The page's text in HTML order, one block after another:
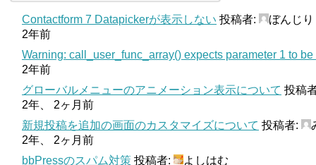
Contactform 7 Datapickerが表示しない 投稿者:
ぼんじり
2年前
Warning: call_user_func_array() expects parameter 1 to
2年前
グローバルメニューのアニメーション表示について 投稿
2年、 2ヶ月前
新規投稿を追加の画面のカスタマイズについて 投稿者:
2年、 2ヶ月前
bbPressのスパム対策 投稿者:
よしはむ